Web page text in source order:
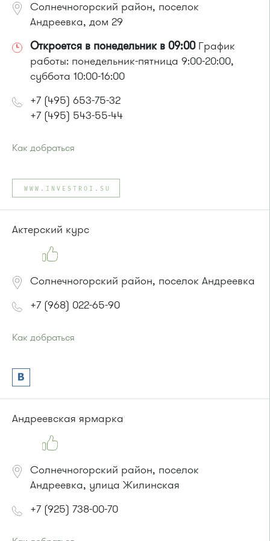
Солнечногорский район, поселок
Андреевка, дом 29
Откроется в понедельник в 09:00График
работы: понедельник-пятница 9:00-20:00,
суббота 10:00-16:00
+7 (495) 653-75-32
+7 (495) 543-55-44
Как добраться
Автобусы № 17, 20.
Маршрутка № 417м, 479м
или до остановки"15 микрорайон ":
Маршрутка № 417м, 460м, 479м, 720м
WWW.INVESTROI.SU
Актерский курс
Солнечногорский район, поселок Андреевка
+7 (968) 022-65-90
Как добраться
Автобусы № 5, 15, 17, 20, 22, 32.
Маршрутка № 417м, 460м, 479м, 720м
или до остановки"Корпус 1624":
Маршрутка № 460м * посадки нет
Андреевская ярмарка
Солнечногорский район, поселок
Андреевка, улица Жилинская
+7 (925) 738-00-70